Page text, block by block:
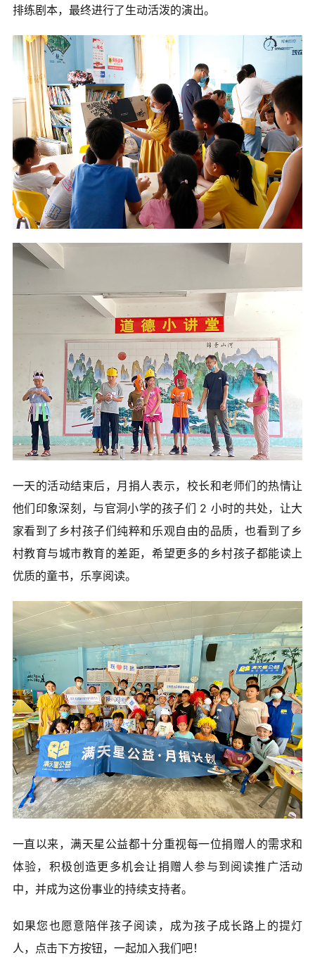
排练剧本，最终进行了生动活泼的演出。
一天的活动结束后，月捐人表示，校长和老师们的热情让
他们印象深刻，与官洞小学的孩子们 2 小时的共处，让大
家看到了乡村孩子们纯粹和乐观自由的品质，也看到了乡
村教育与城市教育的差距，希望更多的乡村孩子都能读上
优质的童书，乐享阅读。
一直以来，满天星公益都十分重视每一位捐赠人的需求和
体验，积极创造更多机会让捐赠人参与到阅读推广活动
中，并成为这份事业的持续支持者。
如果您也愿意陪伴孩子阅读，成为孩子成长路上的提灯
人，点击下方按钮，一起加入我们吧！